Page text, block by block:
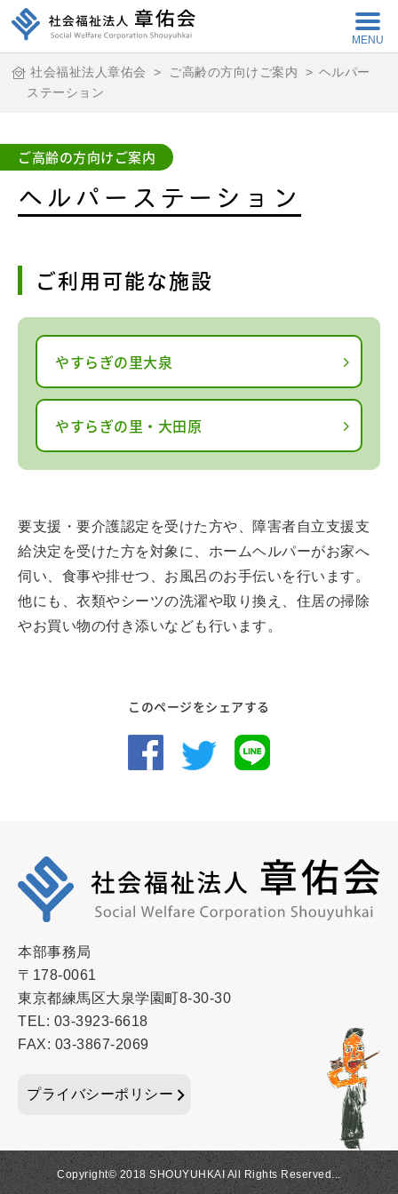
MENU
社会福祉法人章佑会 > ご高齢の方向けご案内 > ヘルパー
ステーション
ご高齢の方向けご案内
ヘルパーステーション
ご利用可能な施設
やすらぎの里大泉
やすらぎの里・大田原
要支援・要介護認定を受けた方や、障害者自立支援支
給決定を受けた方を対象に、ホームヘルパーがお家へ
伺い、食事や排せつ、お風呂のお手伝いを行います。
他にも、衣類やシーツの洗濯や取り換え、住居の掃除
やお買い物の付き添いなども行います。
このページをシェアする
本部事務局
〒178-0061
東京都練馬区大泉学園町8-30-30
TEL: 03-3923-6618
FAX: 03-3867-2069
プライバシーポリシー
Copyright© 2018 SHOUYUHKAI All Rights Reserved...